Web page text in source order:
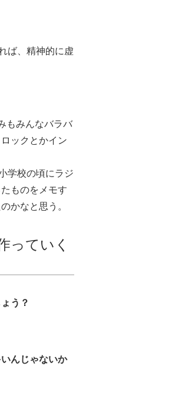
ば、精神的に虚
もみんなバラバ
ックとかイン
学校の頃にラジ
ものをメモす
かなと思う。
っていく
う？
んじゃないか